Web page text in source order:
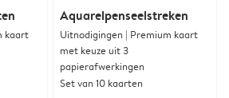
kaart
Aquarelpenseelstreken
Uitnodigingen | Premium kaart
met keuze uit 3
papierafwerkingen
Set van 10 kaarten